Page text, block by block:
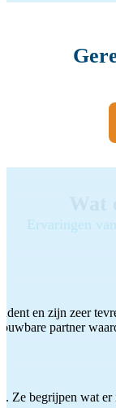
Ervaringen
en zijn zeer
partner
Ze begrijpen wat